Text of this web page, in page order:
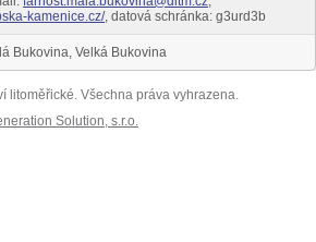
kamenice.cz/, datová schránka: g3urd3b
Bukovina, Velká Bukovina
litoměřické. Všechna práva vyhrazena.
Solution, s.r.o.